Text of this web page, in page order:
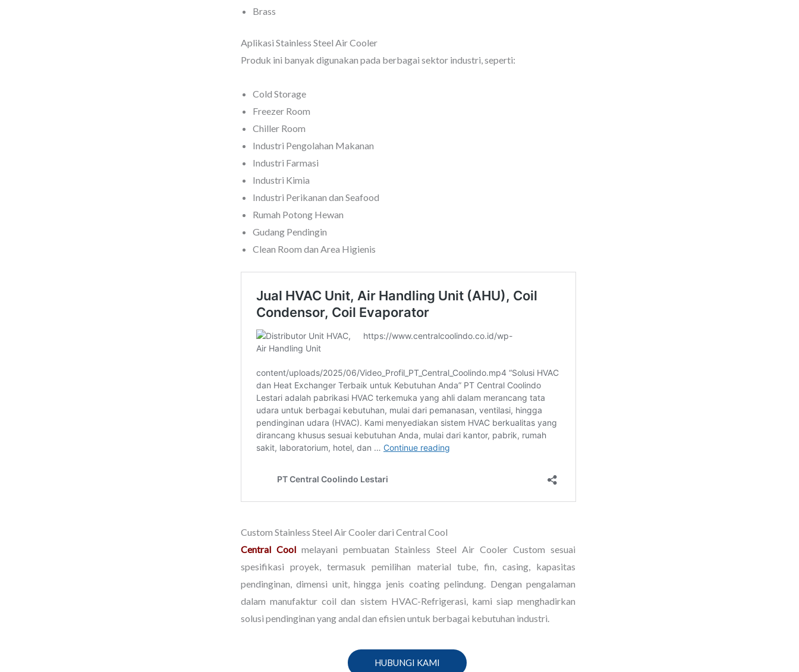
Brass
Aplikasi Stainless Steel Air Cooler
Produk ini banyak digunakan pada berbagai sektor industri, seperti:
Cold Storage
Freezer Room
Chiller Room
Industri Pengolahan Makanan
Industri Farmasi
Industri Kimia
Industri Perikanan dan Seafood
Rumah Potong Hewan
Gudang Pendingin
Clean Room dan Area Higienis
Custom Stainless Steel Air Cooler dari Central Cool
Central Coolmelayani pembuatan Stainless Steel Air Cooler Custom sesuai
spesifikasi proyek, termasuk pemilihan material tube, fin, casing, kapasitas
pendinginan, dimensi unit, hingga jenis coating pelindung. Dengan pengalaman
dalam manufaktur coil dan sistem HVAC-Refrigerasi, kami siap menghadirkan
solusi pendinginan yang andal dan efisien untuk berbagai kebutuhan industri.
HUBUNGI KAMI